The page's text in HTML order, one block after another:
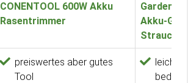
CONENTOOL 600W Akku
Rasentrimmer
Gardena
Akku-
preiswertes aber gutes
Tool
leicht